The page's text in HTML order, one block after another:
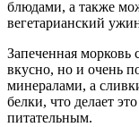
блюдами, а также
вегетарианский
Запеченная морковь
вкусно, но и очень
минералами, а
белки, что делает
питательным.